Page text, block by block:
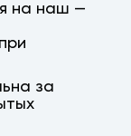
на наш —
за